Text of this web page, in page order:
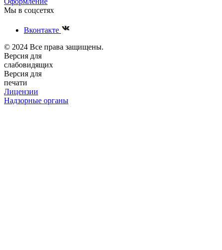
Мы в соцсетях
Вконтакте
© 2024 Все права защищены.
Версия для
слабовидящих
Версия для
печати
Лицензии
Надзорные органы